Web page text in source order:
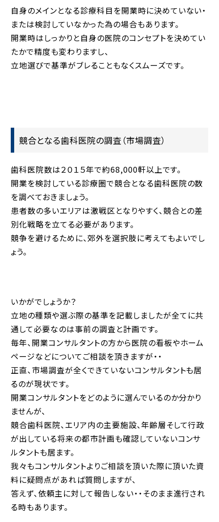
自身のメインとなる診療科目を開業時に決めていない・
または検討していなかった為の場合もあります。
開業時はしっかりと自身の医院のコンセプトを決めてい
たかで精度も変わりますし、
立地選びで基準がブレることもなくスムーズです。
競合となる歯科医院の調査（市場調査）
歯科医院数は２０１５年で約68,000軒以上です。
開業を検討している診療圏で競合となる歯科医院の数
を調べておきましょう。
患者数の多いエリアは激戦区となりやすく、競合との差
別化戦略を立てる必要があります。
競争を避けるために、郊外を選択肢に考えてもよいでし
ょう。
いかがでしょうか？
立地の種類や選ぶ際の基準を記載しましたが全てに共
通して必要なのは事前の調査と計画です。
毎年、開業コンサルタントの方から医院の看板やホーム
ページなどについてご相談を頂きますが・・
正直、市場調査が全くできていないコンサルタントも居
るのが現状です。
開業コンサルタントをどのように選んでいるのか分かり
ませんが、
競合歯科医院、エリア内の主要施設、年齢層そして行政
が出している将来の都市計画も確認していないコンサ
ルタントも居ます。
我々もコンサルタントよりご相談を頂いた際に頂いた資
料に疑問点があれば質問しますが、
答えず、依頼主に対して報告しない・・そのまま進行され
る時もあります。